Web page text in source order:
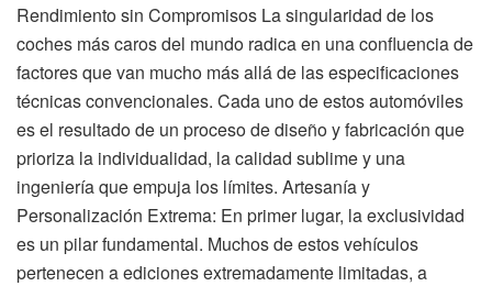
Rendimiento sin Compromisos La singularidad de los
coches más caros del mundo radica en una confluencia de
factores que van mucho más allá de las especificaciones
técnicas convencionales. Cada uno de estos automóviles
es el resultado de un proceso de diseño y fabricación que
prioriza la individualidad, la calidad sublime y una
ingeniería que empuja los límites. Artesanía y
Personalización Extrema: En primer lugar, la exclusividad
es un pilar fundamental. Muchos de estos vehículos
pertenecen a ediciones extremadamente limitadas, a